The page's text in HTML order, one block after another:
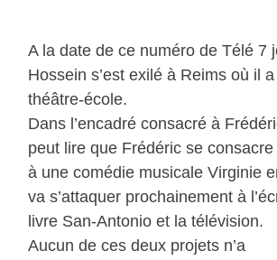
A la date de ce numéro de Télé 7
Hossein s’est exilé à Reims où il
théâtre-école.
Dans l’encadré consacré à
peut lire que Frédéric se
à une comédie musicale Virginie
va s’attaquer prochainement à
livre San-Antonio et la télévision.
Aucun de ces deux projets n’a